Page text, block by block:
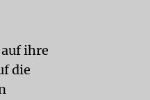
ihre
die